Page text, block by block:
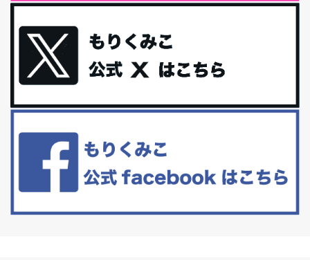
今回は、最近毎回定期的に購入している「楽天ふるさと納税」の返
礼品トップ５を紹介します。今までいろ...
更年期を穏やかに乗りきるために今できる５つのこと。
アラフィフからの体と心の整え方。 私も気づけばアラフィフ、これ
といった更年期症状はまだ...
白髪・美容・免疫力、現代人に足りないのは海藻！
リーブオイルorごま油をたらす。&n...